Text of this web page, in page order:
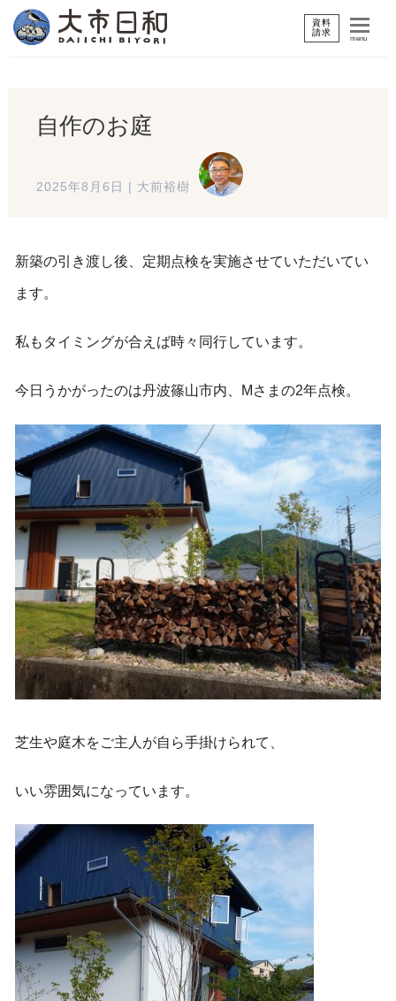
資料
請求
menu
自作のお庭
2025年8月6日 大前裕樹
新築の引き渡し後、定期点検を実施させていただいてい
ます。
私もタイミングが合えば時々同行しています。
今日うかがったのは丹波篠山市内、Mさまの2年点検。
芝生や庭木をご主人が自ら手掛けられて、
いい雰囲気になっています。